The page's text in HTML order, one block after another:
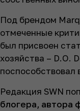
Под брендом
отмеченные
был присвоен
хозяйства – D.O.
поспособствовал
Редакция SWN
блогера, автора